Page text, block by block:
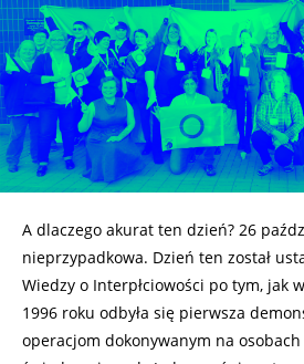
A dlaczego akurat ten dzień? 26
nieprzypadkowa. Dzień ten został
Wiedzy o Interpłciowości po tym, jak
1996 roku odbyła się pierwsza
operacjom dokonywanym na